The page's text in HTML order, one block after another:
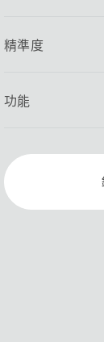
精準度
功能